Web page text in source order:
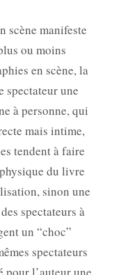
scène manifeste
ou moins
en scène, la
spectateur une
à personne, qui
mais intime,
tendent à faire
du livre
sinon une
spectateurs à
un “choc”
spectateurs